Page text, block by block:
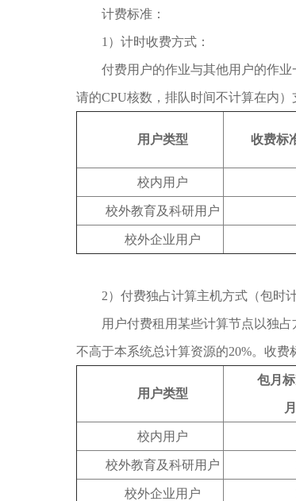
计费标准：
1）计时收费方式：
付费用户的作业与其他用户的作
请的CPU核数，排队时间不计算在内
用户类型 收费标
校内用户
校外教育及科研用户
校外企业用户
2）付费独占计算主机方式（包时
用户付费租用某些计算节点以独
不高于本系统总计算资源的20%。收费
用户类型
包月
月
校内用户
校外教育及科研用户
校外企业用户